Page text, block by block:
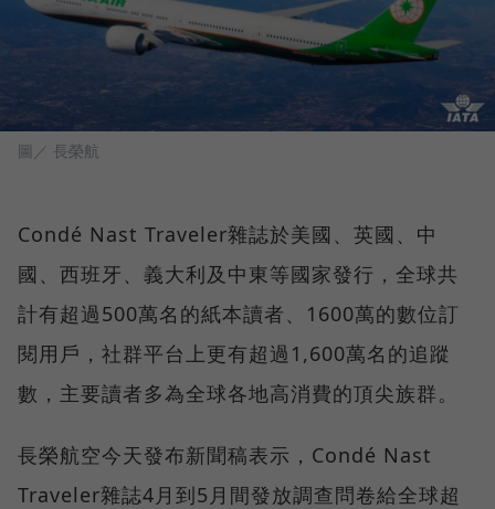
圖／ 長榮航
Condé Nast Traveler雜誌於美國、英國、中
國、西班牙、義大利及中東等國家發行，全球共
計有超過500萬名的紙本讀者、1600萬的數位訂
閱用戶，社群平台上更有超過1,600萬名的追蹤
數，主要讀者多為全球各地高消費的頂尖族群。
長榮航空今天發布新聞稿表示，Condé Nast
Traveler雜誌4月到5月間發放調查問卷給全球超